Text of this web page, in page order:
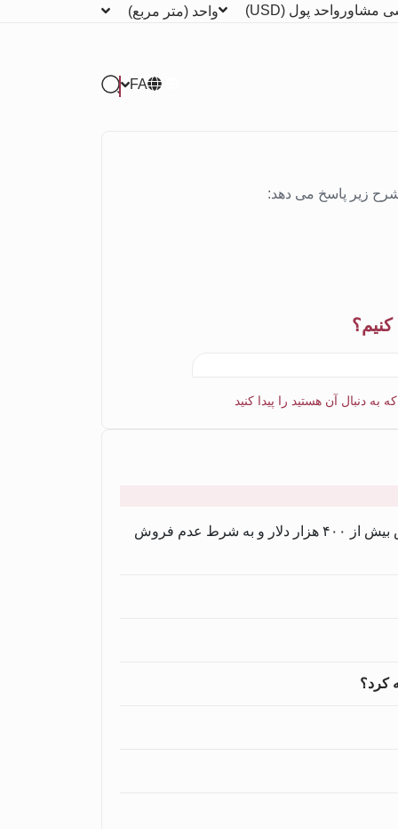
مشاور واحد پول (USD) واحد (متر مربع)
FA
شرح زیر پاسخ می دهد:
s
دنبال آن هستید را پیدا کنید
از ۴۰ ۰
هزار دلار و به شرط عدم فروش
کرد؟